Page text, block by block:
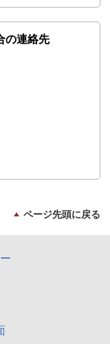
の連絡先
ページ先頭に戻る